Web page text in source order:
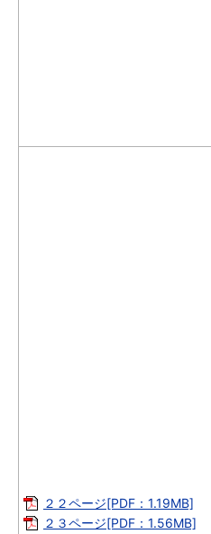
２２ページ[PDF：1.19MB]
２３ページ[PDF：1.56MB]